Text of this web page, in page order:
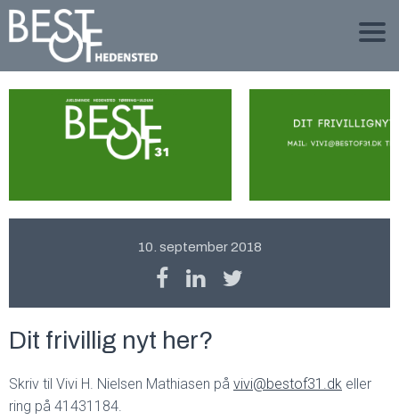
10. september 2018
Dit frivillig nyt her?
Skriv til Vivi H. Nielsen Mathiasen på vivi@bestof31.dk eller
ring på 41431184.